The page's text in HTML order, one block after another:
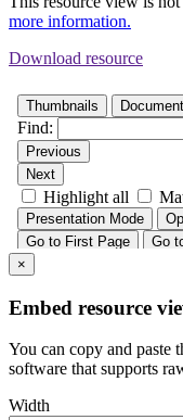
more information.
Download resource
×
Embed resource
You can copy and paste
software that supports
Width